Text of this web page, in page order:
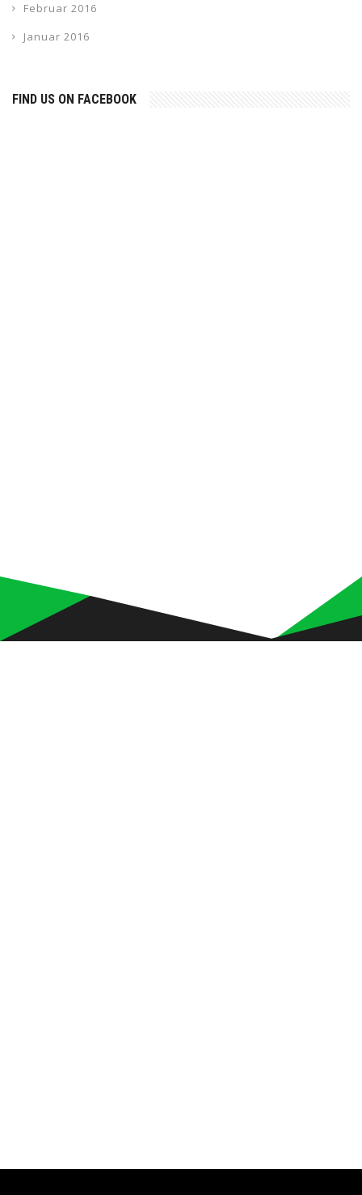
Februar 2016
Januar 2016
FIND US ON FACEBOOK